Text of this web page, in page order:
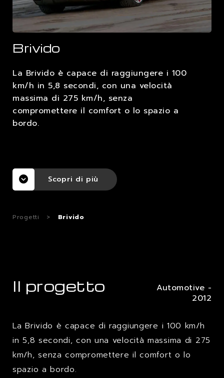
LAVORA CON NOI
Brivido
La Brivido è capace di raggiungere i 100
km/h in 5,8 secondi, con una velocità
massima di 275 km/h, senza
compromettere il comfort o lo spazio a
bordo.
Scopri di più
Progetti > Brivido
Il progetto
Automotive -
2012
La Brivido è capace di raggiungere i 100 km/h
in 5,8 secondi, con una velocità massima di 275
km/h, senza compromettere il comfort o lo
spazio a bordo.